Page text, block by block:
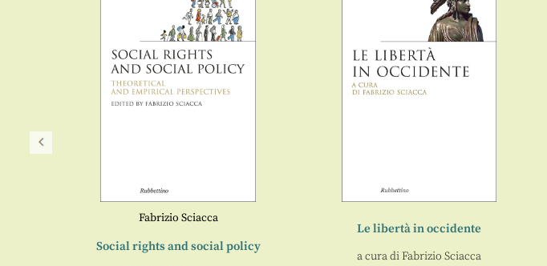
Fabrizio Sciacca
Social rights and social policy
Le libertà in occidente
a cura diFabrizio Sciacca